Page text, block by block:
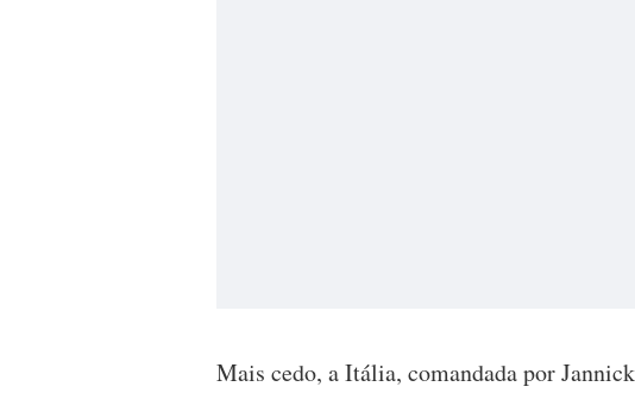
Mais cedo, a Itália, comandada por